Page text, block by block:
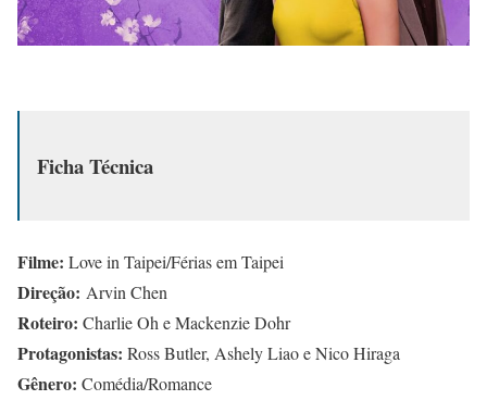
Ficha Técnica
Filme: Love in Taipei/Férias em Taipei
Direção: Arvin Chen
Roteiro: Charlie Oh e Mackenzie Dohr
Protagonistas: Ross Butler, Ashely Liao e Nico Hiraga
Gênero: Comédia/Romance